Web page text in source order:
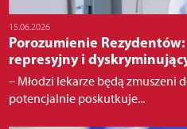
15.06.2026
Porozumienie
represyjny i
– Młodzi lekarze będą zmuszeni
potencjalnie poskutkuje...